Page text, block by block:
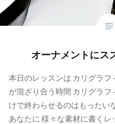
オーナメントにス
本日のレッスンは カリグラ
が混ざり合う時間 カリグラ
けで終わらせるのはもったい
あなたに 様々な素材に書くレ